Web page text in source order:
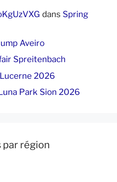
dans Spring
Aveiro
Spreitenbach
2026
Park Sion 2026
par région